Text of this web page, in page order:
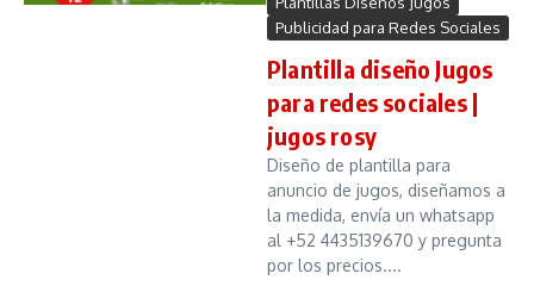
Publicidad para Redes Sociales
Plantilla diseño Jugos
para redes sociales |
jugos rosy
Diseño de plantilla para
anuncio de jugos, diseñamos a
la medida, envía un whatsapp
al +52 4435139670 y pregunta
por los precios....